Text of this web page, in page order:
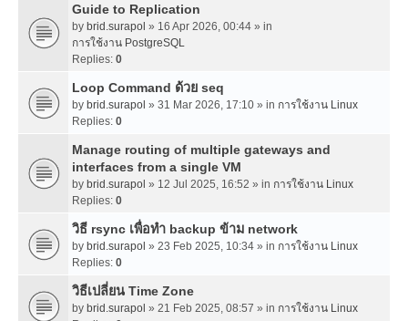
Guide to Replication
by brid.surapol » 16 Apr 2026, 00:44 » in
การใช้งาน PostgreSQL
Replies: 0
Loop Command ด้วย seq
by brid.surapol » 31 Mar 2026, 17:10 » in การใช้งาน Linux
Replies: 0
Manage routing of multiple gateways and
interfaces from a single VM
by brid.surapol » 12 Jul 2025, 16:52 » in การใช้งาน Linux
Replies: 0
วิธี rsync เพื่อทำ backup ข้าม network
by brid.surapol » 23 Feb 2025, 10:34 » in การใช้งาน Linux
Replies: 0
วิธีเปลี่ยน Time Zone
by brid.surapol » 21 Feb 2025, 08:57 » in การใช้งาน Linux